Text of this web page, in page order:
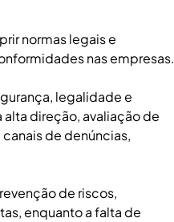
normas legais e
nas empresas.
legalidade e
direção, avaliação de
de denúncias,
de riscos,
enquanto a falta de